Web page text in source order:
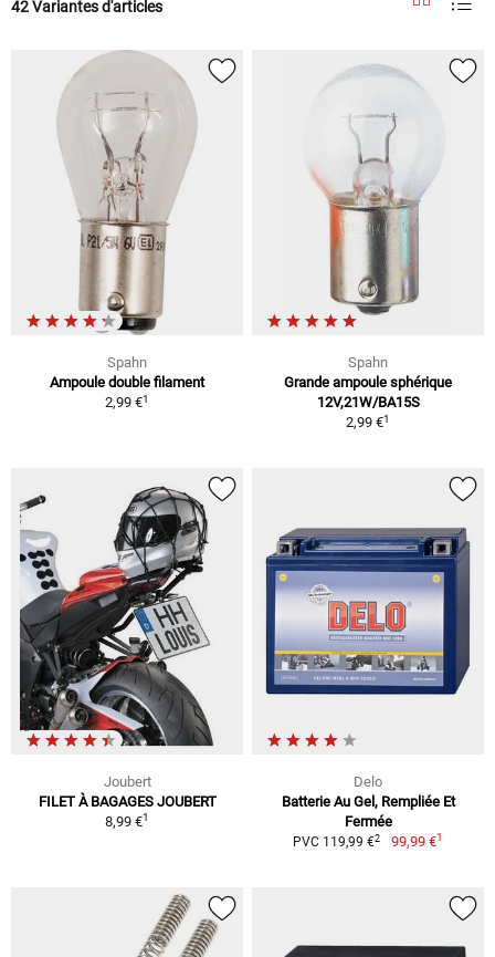
42 Variantes d'articles
Spahn
Ampoule double filament
2,99 €1
Spahn
Grande ampoule sphérique
12V,21W/BA15S
2,99 €1
Joubert
FILET À BAGAGES JOUBERT
8,99 €1
Delo
Batterie Au Gel, Rempliée Et
Fermée
PVC 119,99 €2 99,99 €1